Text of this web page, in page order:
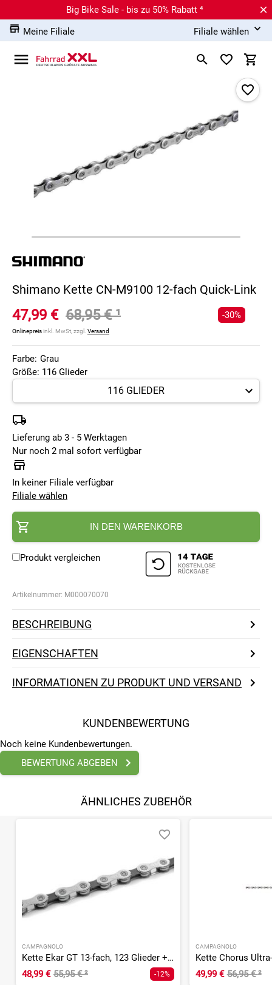
Big Bike Sale - bis zu 50% Rabatt ⁴
Meine Filiale
Filiale wählen
Shimano Kette CN-M9100 12-fach Quick-Link
47,99 € 68,95 €¹
Onlinepreisinkl. MwSt, zzgl. Versand
-30%
Farbe: Grau
Größe: 116 Glieder
Lieferung ab 3 - 5 Werktagen
Nur noch 2 mal sofort verfügbar
In keiner Filiale verfügbar
Filiale wählen
IN DEN WARENKORB
Produkt vergleichen
Artikelnummer: M000070070
BESCHREIBUNG
EIGENSCHAFTEN
INFORMATIONEN ZU PRODUKT UND VERSAND
KUNDENBEWERTUNG
Noch keine Kundenbewertungen.
BEWERTUNG ABGEBEN
ÄHNLICHES ZUBEHÖR
CAMPAGNOLO
Kette Ekar GT 13-fach, 123 Glieder + Kettenschloss
48,99 € 55,95 €² -12%
CAMPAGNOLO
49,99 € 56,95 €²